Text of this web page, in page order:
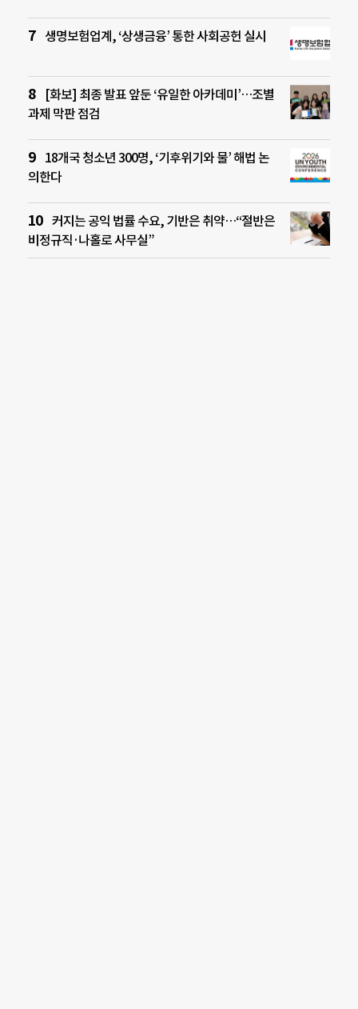
생명보험업계, ‘상생금융’ 통한 사회공헌 실시
[화보] 최종 발표 앞둔 ‘유일한 아카데미’…조별
과제 막판 점검
18개국 청소년 300명, ‘기후위기와 물’ 해법 논
의한다
커지는 공익 법률 수요, 기반은 취약…“절반은
비정규직·나홀로 사무실”